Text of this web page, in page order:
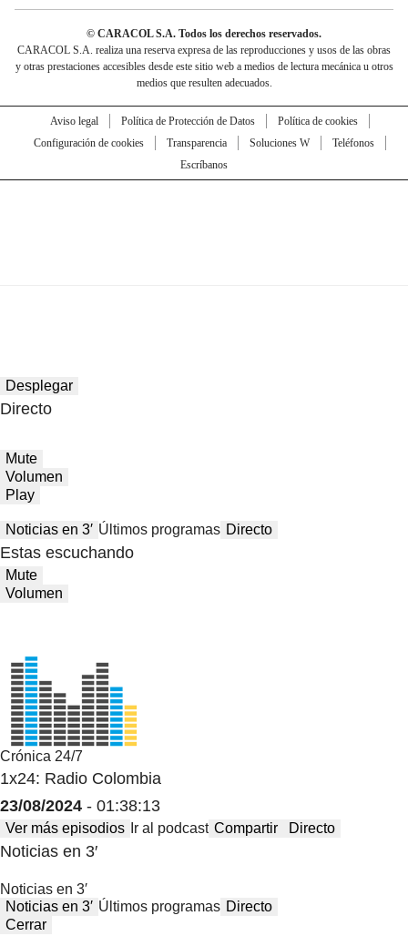
© CARACOL S.A. Todos los derechos reservados.
CARACOL S.A. realiza una reserva expresa de las reproducciones y usos de las obras
y otras prestaciones accesibles desde este sitio web a medios de lectura mecánica u otros
medios que resulten adecuados.
Aviso legal Política de Protección de Datos
Política de cookies
Configuración de cookies
Transparencia Soluciones W
Teléfonos
Escríbanos
Desplegar
Directo
Mute
Volumen
Play
Noticias en 3′ Últimos programas Directo
Estas escuchando
Mute
Volumen
Crónica 24/7
1x24: Radio Colombia
23/08/2024 - 01:38:13
Ver más episodios Ir al podcast Compartir Directo
Noticias en 3′
Noticias en 3′
Noticias en 3′ Últimos programas Directo
Cerrar